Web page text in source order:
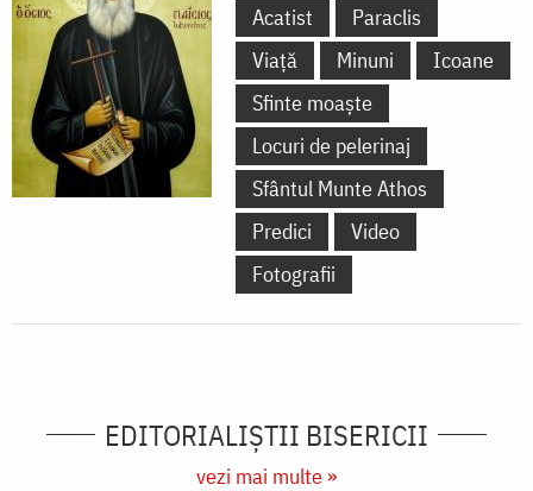
Acatist
Paraclis
Viață
Minuni
Icoane
Sfinte moaște
Locuri de pelerinaj
Sfântul Munte Athos
Predici
Video
Fotografii
EDITORIALIȘTII BISERICII
vezi mai multe »